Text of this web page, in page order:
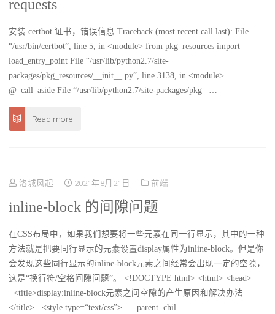
requests
安装 certbot 证书，错误信息 Traceback (most recent call last): File
“/usr/bin/certbot”, line 5, in <module> from pkg_resources import
load_entry_point File “/usr/lib/python2.7/site-
packages/pkg_resources/__init__.py”, line 3138, in <module>
@_call_aside File “/usr/lib/python2.7/site-packages/pkg_ …
Read more
洛城风起 2021年8月21日 前端
inline-block 的间隙问题
在CSS布局中，如果我们想要将一些元素在同一行显示，其中的一种
方法就是把要同行显示的元素设置display属性为inline-block。但是你
会发现这些同行显示的inline-block元素之间经常会出现一定的空隙，
这是“换行符/空格间隙问题”。 <!DOCTYPE html> <html> <head>
<title>display:inline-block元素之间空隙的产生原因和解决办法
</title> <style type=“text/css”> .parent .chil …